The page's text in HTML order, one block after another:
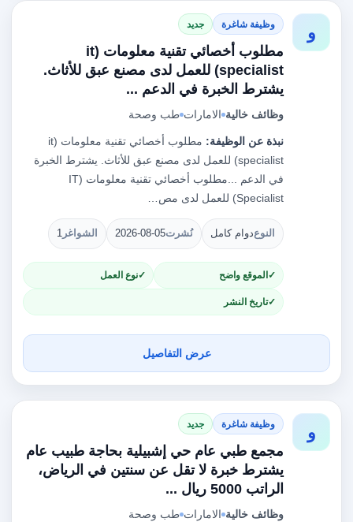
و وظيفة شاغرة جديد
مطلوب أخصائي تقنية معلومات (it
specialist) للعمل لدى مصنع عبق للأثاث.
يشترط الخبرة في الدعم ...
وظائف خالية الامارات طب وصحة
نبذة عن الوظيفة:
مطلوب أخصائي تقنية معلومات (it
specialist) للعمل لدى مصنع عبق للأثاث. يشترط الخبرة
في الدعم ...مطلوب أخصائي تقنية معلومات (IT
Specialist) للعمل لدى مص…
النوعدوام كامل نُشرت2026-08-05 الشواغر 1
الموقع واضح نوع العمل
تاريخ النشر
عرض التفاصيل
و وظيفة شاغرة جديد
مجمع طبي عام حي إشبيلية بحاجة طبيب عام
يشترط خبرة لا تقل عن سنتين في الرياض،
الراتب 5000 ريال ...
وظائف خالية الامارات طب وصحة